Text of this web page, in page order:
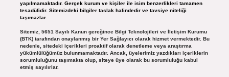
yapılmamaktadır. Gerçek kurum ve kişiler ile isim benzerlikleri tamamen
tesadüfidir. Sitemizdeki bilgiler taslak halindedir ve tavsiye niteliği
taşımazlar.
Sitemiz, 5651 Sayılı Kanun gereğince Bilgi Teknolojileri ve İletişim Kurumu
(BTK) tarafından onaylanmış bir Yer Sağlayıcı olarak hizmet vermektedir. Bu
nedenle, sitedeki içerikleri proaktif olarak denetleme veya araştırma
yükümlülüğümüz bulunmamaktadır. Ancak, üyelerimiz yazdıkları içeriklerin
sorumluluğunu taşımakta olup, siteye üye olarak bu sorumluluğu kabul
etmiş sayılırlar.